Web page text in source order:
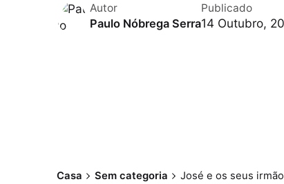
Autor
Paulo Nóbrega Serra
Publicado
14 Outubro,
Casa Sem categoria José e os seus